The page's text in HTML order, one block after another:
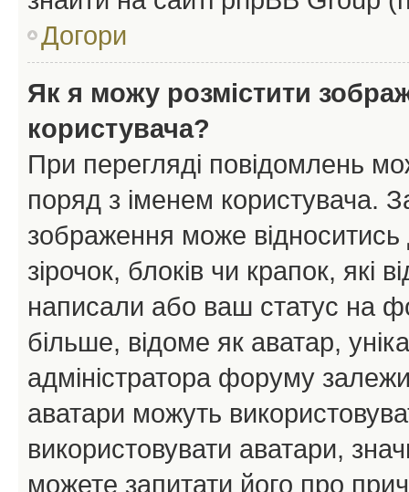
Догори
Як я можу розмістити
користувача?
При перегляді повідомлень
поряд з іменем користувача.
зображення може відноситись
зірочок, блоків чи крапок, які
написали або ваш статус на
більше, відоме як аватар,
адміністратора форуму
аватари можуть
використовувати аватари,
можете запитати його про